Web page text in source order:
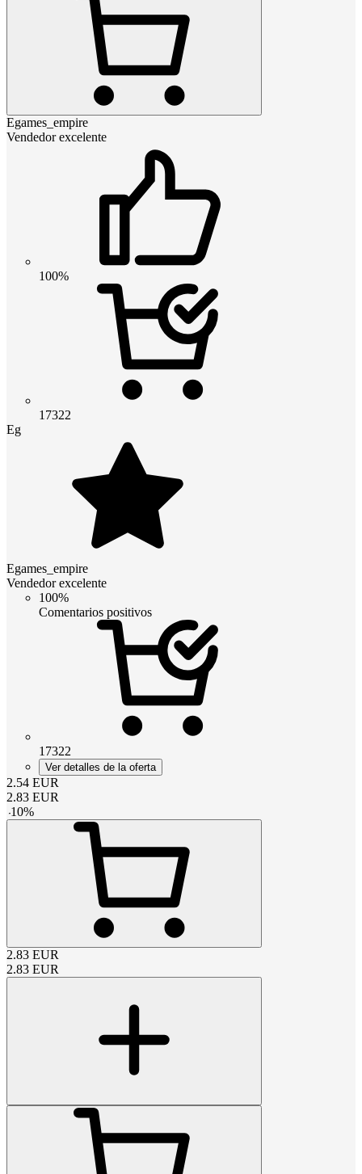
Egames_empire
Vendedor excelente
100%
17322
Eg
Egames_empire
Vendedor excelente
100%
Comentarios positivos
17322
Ver detalles de la oferta
2.54 EUR
2.83 EUR
-10%
2.83 EUR
2.83 EUR